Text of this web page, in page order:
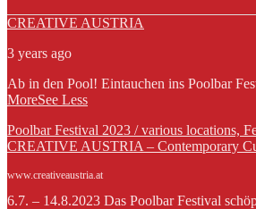
CREATIVE AUSTRIA
3 years ago
Ab in den Pool! Eintauchen ins Poolbar
MoreSee Less
Poolbar Festival 2023 / various locations,
CREATIVE AUSTRIA – Contemporary
www.creativeaustria.at
6.7. – 14.8.2023 Das Poolbar Festival